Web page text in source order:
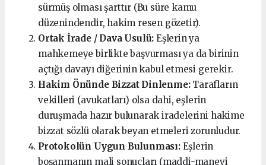
sürmüş olması şarttır (Bu süre kamu
düzenindendir, hakim resen gözetir).
Ortak İrade / Dava Usulü: Eşlerin ya
mahkemeye birlikte başvurması ya da birinin
açtığı davayı diğerinin kabul etmesi gerekir.
Hakim Önünde Bizzat Dinlenme:Tarafların
vekilleri (avukatları) olsa dahi, eşlerin
duruşmada hazır bulunarak iradelerini hakime
bizzat sözlü olarak beyan etmeleri zorunludur.
Protokolün Uygun Bulunması:Eşlerin
boşanmanın mali sonuçları (maddi-manevi